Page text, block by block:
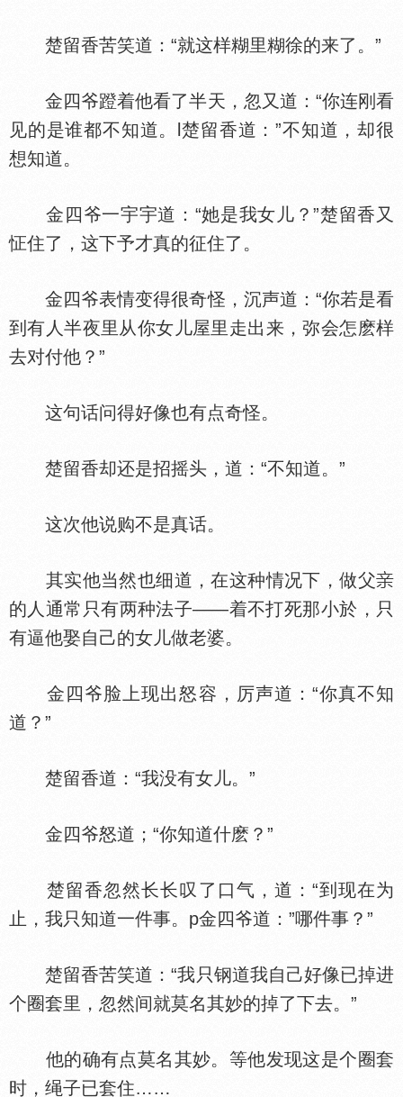
楚留香苦笑道：“就这样糊里糊徐的来了。”
金四爷蹬着他看了半天，忽又道：“你连刚看
见的是谁都不知道。l楚留香道：”不知道，却很
想知道。
金四爷一宇宇道：“她是我女儿？”楚留香又
怔住了，这下予才真的征住了。
金四爷表情变得很奇怪，沉声道：“你若是看
到有人半夜里从你女儿屋里走出来，弥会怎麽样
去对付他？”
这句话问得好像也有点奇怪。
楚留香却还是招摇头，道：“不知道。”
这次他说购不是真话。
其实他当然也细道，在这种情况下，做父
的人通常只有两种法子——着不打死那小於，只
有逼他娶自己的女儿做老婆。
金四爷脸上现出怒容，厉声道：“你真不知
道？”
楚留香道：“我没有女儿。”
金四爷怒道；“你知道什麽？”
楚留香忽然长长叹了口气，道：“到现在为
止，我只知道一件事。p金四爷道：”哪件事？”
楚留香苦笑道：“我只钢道我自己好像已掉进
个圈套里，忽然间就莫名其妙的掉了下去。”
他的确有点莫名其妙。等他发现这是个圈套
时，绳子已套住……